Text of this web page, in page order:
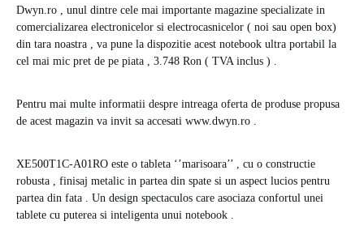
Dwyn.ro , unul dintre cele mai importante magazine specializate in
comercializarea electronicelor si electrocasnicelor ( noi sau open box)
din tara noastra , va pune la dispozitie acest notebook ultra portabil la
cel mai mic pret de pe piata , 3.748 Ron ( TVA inclus ) .
Pentru mai multe informatii despre intreaga oferta de produse propusa
de acest magazin va invit sa accesati www.dwyn.ro .
XE500T1C-A01RO este o tableta ‘’marisoara’’ , cu o constructie
robusta , finisaj metalic in partea din spate si un aspect lucios pentru
partea din fata . Un design spectaculos care asociaza confortul unei
tablete cu puterea si inteligenta unui notebook .